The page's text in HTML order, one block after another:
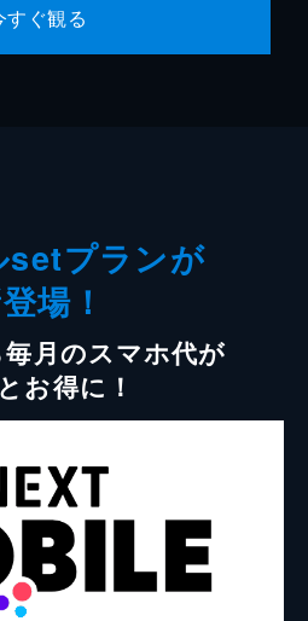
すぐ観る
setプランが
場！
月のスマホ代が
お得に！